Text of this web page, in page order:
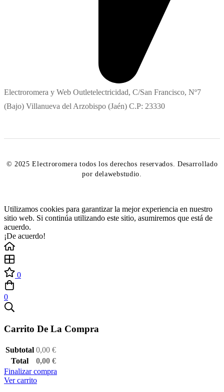
Electroromera y Web Outletelectricidad, C/San Francisco, Nº7
(Bajo) Villanueva del Arzobispo (Jaén) C.P: 23330
© 2025 Electroromera todos los derechos reservados. Desarrollado
por delawebstudio.
Utilizamos cookies para garantizar la mejor experiencia en nuestro
sitio web. Si continúa utilizando este sitio, asumiremos que está de
acuerdo.
¡De acuerdo!
0
0
Carrito De La Compra
Subtotal 0,00 €
Total
0,00 €
Finalizar compra
Ver carrito